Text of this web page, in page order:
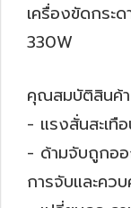
เครื่องขัดกระ
330W
คุณสมบัติสินค้า
- แรงสั่นสะเทื
- ด้ามจับถูกออ
การจับและคว